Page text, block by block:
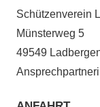
Schützen­vere­in
Mün­ster­weg 5
49549